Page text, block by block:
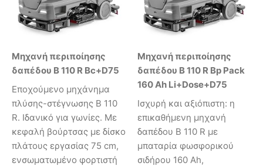
Μηχανή περιποίησης
δαπέδου B 110 R Bc+D75
Εποχούμενο μηχάνημα
πλύσης-στέγνωσης B 110
R. Ιδανικό για γωνίες. Με
κεφαλή βούρτσας με δίσκο
πλάτους εργασίας 75 cm,
ενσωματωμένο φορτιστή
Μηχανή περιποίησης
δαπέδου B 110 R Bp Pack
160 Ah Li+Dose+D75
Ισχυρή και αξιόπιστη: η
επικαθήμενη μηχανή
δαπέδου B 110 R με
μπαταρία φωσφορικού
σιδήρου 160 Ah,